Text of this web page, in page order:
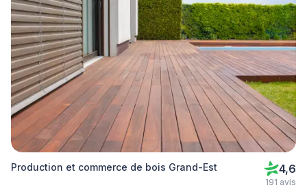
Production et commerce de bois Grand-Est 4,6
191 avis